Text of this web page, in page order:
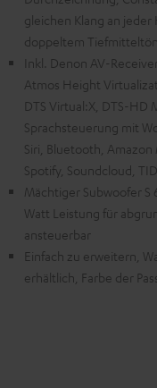
gleichen Klang an
doppeltem
Inkl. Denon AV-
Atmos Height
DTS Virtual:X, DTS-HD
Sprachsteuerung mit
Siri, Bluetooth, Amazon
Spotify, Soundcloud,
Mächtiger Subwoofer
Watt Leistung für
ansteuerbar
Einfach zu erweitern,
erhältlich, Farbe der